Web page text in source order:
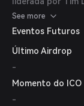
Torram para
expansão à
dezembro de
See more
Eventos Futuros
Último Airdrop
-
Momento do ICO
-